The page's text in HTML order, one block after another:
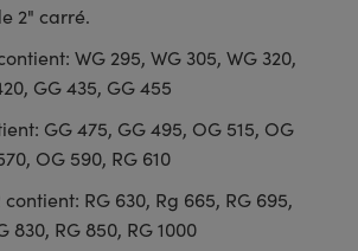
2" carré.
WG 295, WG 305, WG 320,
GG 435, GG 455
GG 475, GG 495, OG 515, OG
OG 590, RG 610
RG 630, Rg 665, RG 695,
830, RG 850, RG 1000